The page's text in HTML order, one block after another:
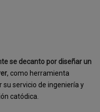
se decanto por diseñar un
, como herramienta
su servicio de ingeniería y
catódica.